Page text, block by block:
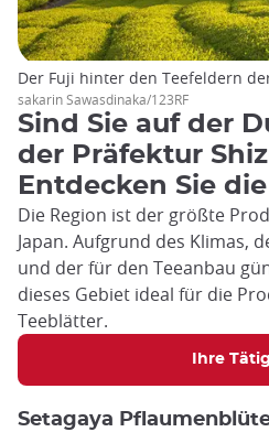
Sind Sie auf der
der Präfektur
Entdecken Sie
Die Region ist der größte
Japan. Aufgrund des Klimas,
und der für den Teeanbau
dieses Gebiet ideal für die
Teeblätter.
Ihre
Der Fuji hinter den Teefeldern
sakarin Sawasdinaka/123RF
Setagaya